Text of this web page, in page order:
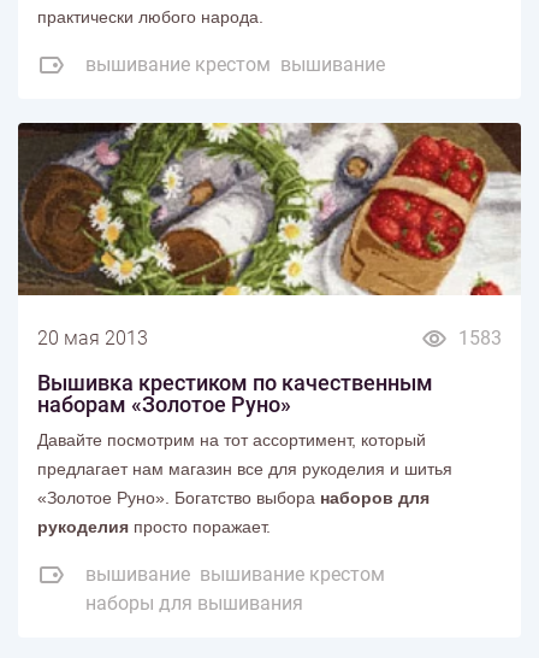
практически любого народа.
вышивание крестом вышивание
1583
20 мая 2013
Вышивка крестиком по качественным
наборам «Золотое Руно»
Давайте посмотрим на тот ассортимент, который
предлагает нам магазин все для рукоделия и шитья
«Золотое Руно». Богатство выбора наборов для
рукоделия просто поражает.
вышивание вышивание крестом
наборы для вышивания